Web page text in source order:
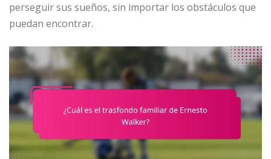
perseguir sus sueños, sin importar los obstáculos que
puedan encontrar.